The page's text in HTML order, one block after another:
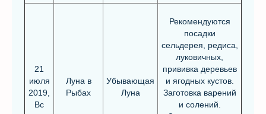
21
июля
2019,
Вс
Луна в
Рыбах
Убывающая
Луна
Рекомендуются
посадки
сельдерея, редиса,
луковичных,
прививка деревьев
и ягодных кустов.
Заготовка варений
и солений.